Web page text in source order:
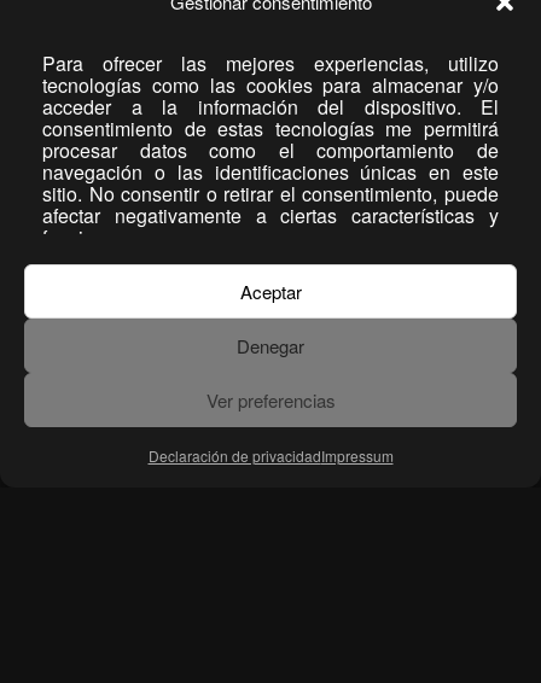
Para ofrecer las mejores experiencias, utilizo
tecnologías como las cookies para almacenar y/o
acceder a la información del dispositivo. El
consentimiento de estas tecnologías me permitirá
procesar datos como el comportamiento de
navegación o las identificaciones únicas en este
sitio. No consentir o retirar el consentimiento, puede
afectar negativamente a ciertas características y
funciones.
Aceptar
Denegar
Ver preferencias
Declaración de privacidadImpressum